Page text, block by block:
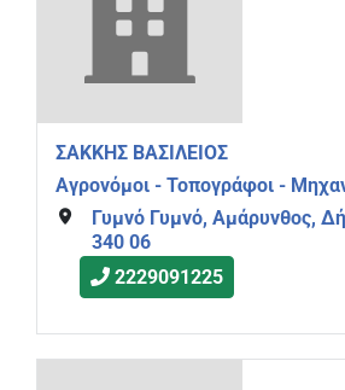
ΣΑΚΚΗΣ ΒΑΣΙΛΕΙΟΣ
Αγρονόμοι - Τοπογράφοι -
Γυμνό Γυμνό, Αμάρυνθος,
340 06
2229091225